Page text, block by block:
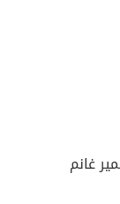
غانم